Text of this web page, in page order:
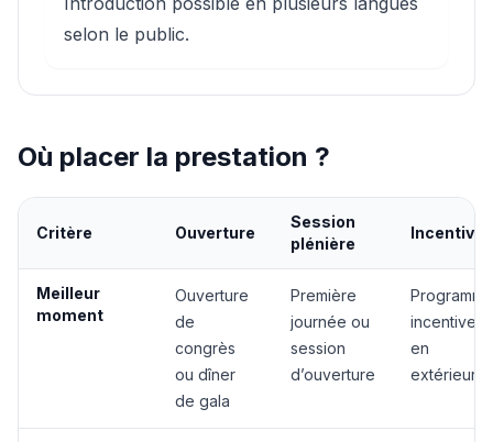
selon le public.
Où placer la prestation ?
Critère Ouverture
Session
plénière
Incentive
Meilleur
moment
Ouverture
de
congrès
ou dîner
de gala
Première
journée ou
session
d’ouverture
Programme
incentive
en
extérieur